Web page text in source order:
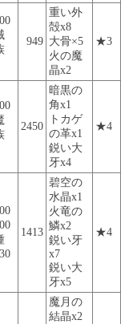
949
重い外
殻x8
大骨×5
火の魔
晶x2
★3
2450
暗黒の
角x1
トカゲ
の革x1
鋭い大
牙x4
★4
1413
碧空の
水晶x1
火竜の
鱗x2
鋭い牙
x7
鋭い大
牙x5
★4
魔月の
結晶x2